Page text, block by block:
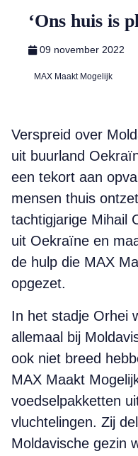
‘Ons huis is
09 november 2022
MAX Maakt Mogelijk
Verspreid over
uit buurland
een tekort aan
mensen thuis
tachtigjarige Mihail
uit Oekraïne en
de hulp die MAX
opgezet.
In het stadje Orhei
allemaal bij
ook niet breed
MAX Maakt
voedselpakketten
vluchtelingen. Zij
Moldavische gezin